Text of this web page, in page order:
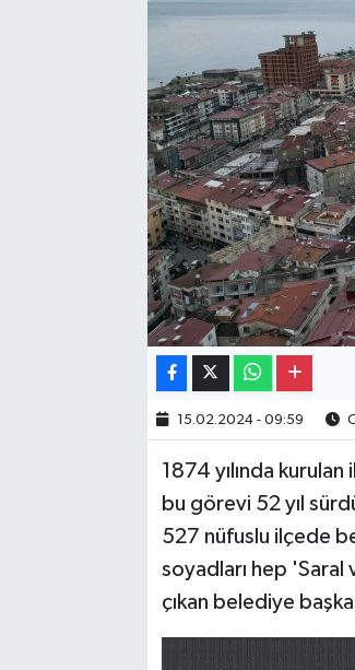
15.02.2024 - 09:59
1874 yılında
bu görevi 52 yıl
527 nüfuslu ilçede
soyadları hep
çıkan belediye